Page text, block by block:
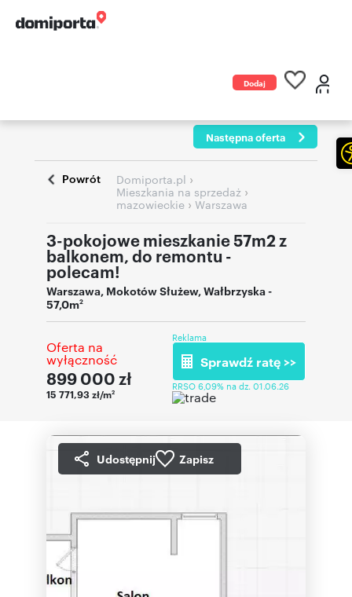
Dodaj
Następna oferta
Powrót Domiporta.pl ›
Mieszkania na sprzedaż ›
mazowieckie › Warszawa
3-pokojowe mieszkanie 57m2 z
balkonem, do remontu -
polecam!
Warszawa, Mokotów Służew,Wałbrzyska-
57,0m2
Oferta na
wyłączność
899 000 zł
15 771,93 zł/m2
Reklama
Sprawdź ratę >>
RRSO 6,09% na dz. 01.06.26
Udostępnij Zapisz